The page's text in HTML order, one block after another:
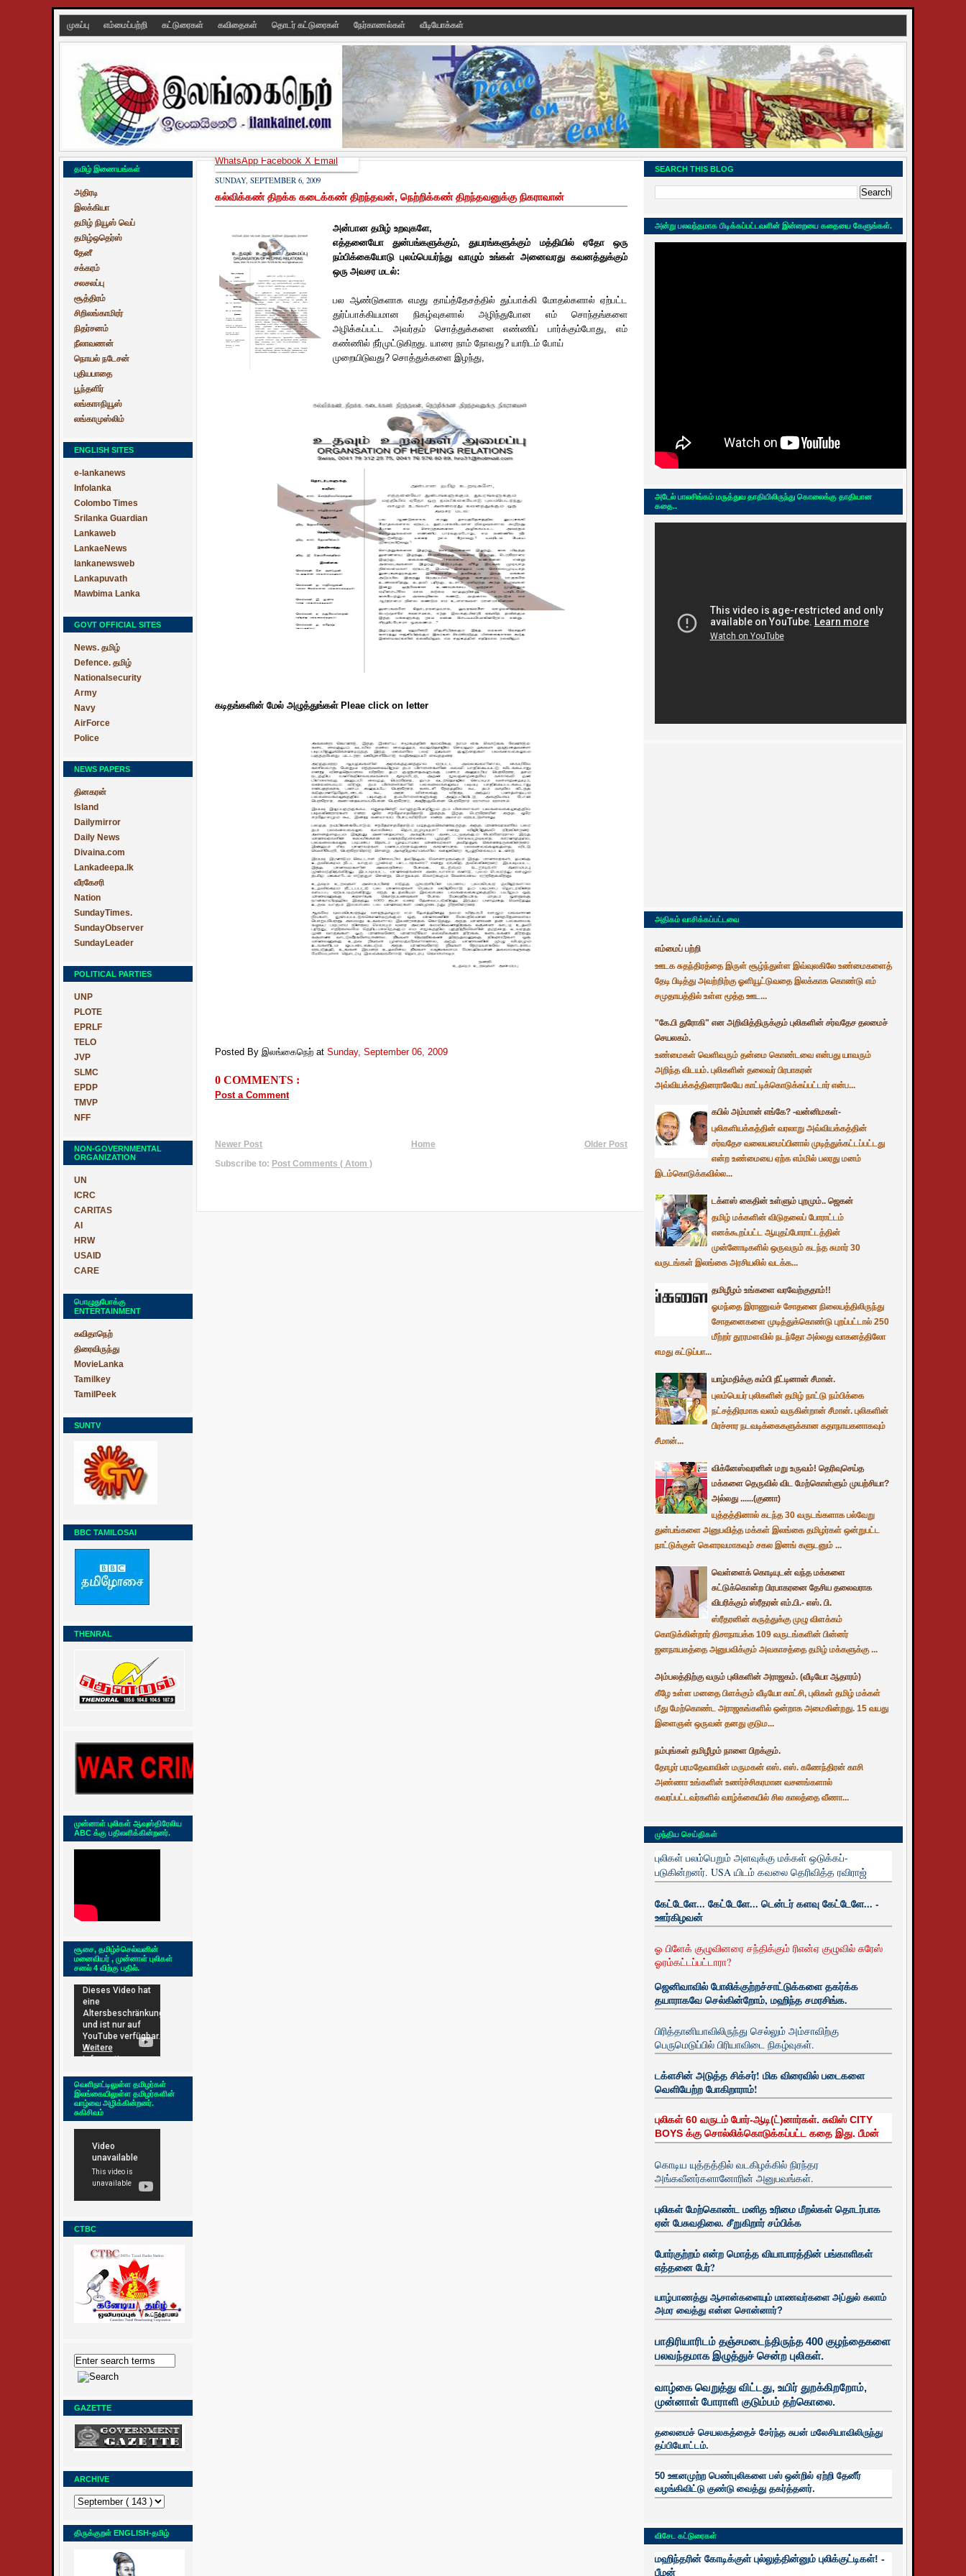
முகப்பு எம்மைப்பற்றி கட்டுரைகள் கவிதைகள் தொடர் கட்டுரைகள் நேர்காணல்கள் வீடியோக்கள்
தமிழ் இணையங்கள்
அதிரடி
இலக்கியா
தமிழ் நியூஸ் வெப்
தமிழ்ஒதெர்ஸ்
தேனீ
சக்கரம்
சலசலப்பு
சூத்திரம்
சிறிலங்காமிரர்
நிதர்சனம்
நீலாவணன்
நொயல் நடேசன்
புதியபாதை
பூந்தளிர்
லங்காஈநியூஸ்
லங்காமுஸ்லிம்
ENGLISH SITES
e-lankanews
Infolanka
Colombo Times
Srilanka Guardian
Lankaweb
LankaeNews
lankanewsweb
Lankapuvath
Mawbima Lanka
GOVT OFFICIAL SITES
News. தமிழ்
Defence. தமிழ்
Nationalsecurity
Army
Navy
AirForce
Police
NEWS PAPERS
தினகரன்
Island
Dailymirror
Daily News
Divaina.com
Lankadeepa.lk
வீரகேசரி
Nation
SundayTimes.
SundayObserver
SundayLeader
POLITICAL PARTIES
UNP
PLOTE
EPRLF
TELO
JVP
SLMC
EPDP
TMVP
NFF
NON-GOVERNMENTAL
ORGANIZATION
UN
ICRC
CARITAS
AI
HRW
USAID
CARE
பொழுதுபோக்கு
ENTERTAINMENT
கவிதாநெற்
திரைவிருந்து
MovieLanka
Tamilkey
TamilPeek
SUNTV
BBC TAMILOSAI
THENRAL
முன்னாள் புலிகள் ஆவுஸ்திரேலிய
ABC க்கு பதிலளிக்கின்றனர்.
சூசை, தமிழ்ச்செல்வனின்
மனைவியர் , முன்னாள் புலிகள்
சனல் 4 விற்கு பதில்.
வெளிநாட்டிலுள்ள தமிழர்கள்
இலங்கையிலுள்ள தமிழர்களின்
வாழ்வை அழிக்கின்றனர்.
சுகிசிவம்
CTBC
GAZETTE
ARCHIVE
திருக்குறள் ENGLISH-தமிழ்
SUNDAY, SEPTEMBER 6, 2009
கல்விக்கண் திறக்க கடைக்கண் திறந்தவன், நெற்றிக்கண் திறந்தவனுக்கு நிகராவான்
அன்பான தமிழ் உறவுகளே,
எத்தனையோ துன்பங்களுக்கும், துயரங்களுக்கும் மத்தியில் ஏதோ ஒரு
நம்பிக்கையோடு புலம்பெயர்ந்து வாழும் உங்கள் அனைவரது கவனத்துக்கும்
ஒரு அவசர மடல்:
பல ஆண்டுகளாக எமது தாய்த்தேசத்தில் துப்பாக்கி மோதல்களால் ஏற்பட்ட
துர்ப்பாக்கியமான நிகழ்வுகளால் அழிந்துபோன எம் சொந்தங்களை
அழிக்கப்பட்ட அவர்தம் சொத்துக்களை எண்ணிப் பார்க்கும்போது, எம்
கண்ணில் நீர்முட்டுகிறது. யாரை நாம் நோவது? யாரிடம் போய்
முறையிடுவது? சொத்துக்களை இழந்து,
கடிதங்களின் மேல் அழுத்துங்கள் Pleae click on letter
Posted By இலங்கைநெற் at Sunday, September 06, 2009
0 COMMENTS :
Post a Comment
Newer Post Older Post
Home
Subscribe to: Post Comments ( Atom )
WhatsAppFacebookXEmail
SEARCH THIS BLOG
அன்று பலவந்தமாக பிடிக்கப்பட்டவளின் இன்றையை கதையை கேளுங்கள்.
அடேல் பாலசிங்கம் மருத்துவ தாதியிலிருந்து கொலைக்கு தாதியான
கதை..
அதிகம் வாசிக்கப்பட்டவை
எம்மைப் பற்றி
ஊடக சுதந்திரத்தை இருள் சூழ்ந்துள்ள இவ்வுலகிலே உண்மைகளைத்
தேடி பிடித்து அவற்றிற்கு ஓளியூட்டுவதை இலக்காக கொண்டு எம்
சமுதாயத்தில் உள்ள மூத்த ஊட...
"கே.பி துரோகி" என அறிவித்திருக்கும் புலிகளின் சர்வதேச தலமைச்
செயலகம்.
உண்மைகள் வெளிவரும் தன்மை கொண்டவை என்பது யாவரும்
அறிந்த விடயம். புலிகளின் தலைவர் பிரபாகரன்
அவ்வியக்கத்தினராலேயே காட்டிக்கொடுக்கப்பட்டார் என்ப...
கபில் அம்மான் எங்கே? -வன்னிமகள்-
புலிகளியக்கத்தின் வரலாறு அவ்வியக்கத்தின்
சர்வதேச வலையமைப்பினால் முடித்துக்கட்டப்பட்டது
என்ற உண்மையை ஏற்க எம்மில் பலரது மனம்
இடம்கொடுக்கவில்ல...
டக்ளஸ் கைதின் உள்ளும் புறமும்.. ஜெகன்
தமிழ் மக்களின் விடுதலைப் போராட்டம்
எனக்கூறப்பட்ட ஆயுதப்போராட்டத்தின்
முன்னோடிகளில் ஒருவரும் கடந்த சுமார் 30
வருடங்கள் இலங்கை அரசியலில் வடக்க...
தமிழீழம் உங்களை வரவேற்குதாம்!!
ஓமந்தை இராணுவச் சோதனை நிலையத்திலிருந்து
சோதனைகளை முடித்துக்கொண்டு புறப்பட்டால் 250
மீற்றர் தூரமளவில் நடந்தோ அல்லது வாகனத்திலோ
எமது கட்டுப்பா...
யாழ்மதிக்கு கம்பி நீட்டினான் சீமான்.
புலம்பெயர் புலிகளின் தமிழ் நாட்டு நம்பிக்கை
நட்சத்திரமாக வலம் வருகின்றான் சீமான். புலிகளின்
பிரச்சார நடவடிக்கைகளுக்கான கதாநாயகனாகவும்
சீமான்...
விக்னேஸ்வரனின் மறு உருவம்! தெரிவுசெய்த
மக்களை தெருவில் விட மேற்கொள்ளும் முயற்சியா?
அல்லது ......(குணா)
யுத்தத்தினால் கடந்த 30 வருடங்களாக பல்வேறு
துன்பங்களை அனுபவித்த மக்கள் இலங்கை தமிழர்கள் ஒன்றுபட்ட
நாட்டுக்குள் கௌரவமாகவும் சகல இனங் களுடனும் ...
வெள்ளைக் கொடியுடன் வந்த மக்களை
சுட்டுக்கொன்ற பிரபாகரனை தேசிய தலைவராக
விபரிக்கும் ஸ்ரீதரன் எம்.பி.- எஸ். பி.
ஸ்ரீதரனின் கருத்துக்கு முழு விளக்கம்
கொடுக்கின்றார் திசாநாயக்க 109 வருடங்களின் பின்னர்
ஜனநாயகத்தை அனுபவிக்கும் அவகாசத்தை தமிழ் மக்களுக்கு ...
அம்பலத்திற்கு வரும் புலிகளின் அராஜகம். (வீடியோ ஆதாரம்)
கீழே உள்ள மனதை பிளக்கும் வீடியோ காட்சி, புலிகள் தமிழ் மக்கள்
மீது மேற்கொண்ட அராஜகங்களில் ஒன்றாக அமைகின்றது. 15 வயது
இளைஞன் ஒருவன் தனது குடும...
நம்புங்கள் தமிழீழம் நாளை பிறக்கும்.
தோழர் பரமதேவாவின் மருமகன் எஸ். எஸ். கணேந்திரன் காசி
அண்ணா உங்களின் உணர்ச்சிகரமான வசனங்களால்
கவரப்பட்டவர்களில் வாழ்க்கையில் சில காலத்தை வீணா...
முந்திய செய்திகள்
புலிகள் பலம்பெறும் அளவுக்கு மக்கள் ஒடுக்கப்-
படுகின்றனர். USA யிடம் கவலை தெரிவித்த ரவிராஜ்
கேட்டேளே... கேட்டேளே... டென்டர் களவு கேட்டேளே... -
ஊர்கிழவன்
ஓ பிளேக் குழுவினரை சந்திக்கும் ரிஎன்ஏ குழுவில் சுரேஸ்
ஓரம்கட்டப்பட்டாரா?
ஜெனிவாவில் போலிக்குற்றச்சாட்டுக்களை தகர்க்க
தயாராகவே செல்கின்றோம், மஹிந்த சமரசிங்க.
பிரித்தானியாவிலிருந்து செல்லும் அம்சாவிற்கு
பெருமெடுப்பில் பிரியாவிடை நிகழ்வுகள்.
டக்ளசின் அடுத்த சிக்சர்! மிக விரைவில் படைகளை
வெளியேற்ற போகிறாராம்!
புலிகள் 60 வருடம் போர்-ஆடி(ட்)னார்கள். சுவிஸ் CITY
BOYS க்கு சொல்லிக்கொடுக்கப்பட்ட கதை இது. பீமன்
கொடிய யுத்தத்தில் வடகிழக்கில் நிரந்தர
அங்கவீனர்களானோரின் அனுபவங்கள்.
புலிகள் மேற்கொண்ட மனித உரிமை மீறல்கள் தொடர்பாக
ஏன் பேசுவதிலை. சீறுகிறார் சம்பிக்க
போர்குற்றம் என்ற மொத்த வியாபாரத்தின் பங்காளிகள்
எத்தனை பேர்?
யாழ்பாணத்து ஆசான்களையும் மாணவர்களை அப்துல் கலாம்
அமர வைத்து என்ன சொன்னார்?
பாதிரியாரிடம் தஞ்சமடைந்திருந்த 400 குழந்தைகளை
பலவந்தமாக இழுத்துச் சென்ற புலிகள்.
வாழ்கை வெறுத்து விட்டது, உயிர் துறக்கிறறோம்,
முன்னாள் போராளி குடும்பம் தற்கொலை.
தலைமைச் செயலகத்தைச் சேர்ந்த சுபன் மலேசியாவிலிருந்து
தப்பியோட்டம்.
50 ஊனமுற்ற பெண்புலிகளை பஸ் ஒன்றில் ஏற்றி தேனீர்
வழங்கிவிட்டு குண்டு வைத்து தகர்த்தனர்.
விசேட கட்டுரைகள்
மஹிந்தரின் கோடிக்குள் புல்லுத்தின்னும் புலிக்குட்டிகள்! -
பீமன்